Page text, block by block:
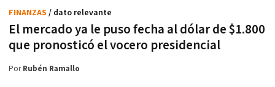
El mercado ya le puso fecha al dólar de $1.800
que pronosticó el vocero presidencial
FINANZAS / dato relevante
PorRubén Ramallo